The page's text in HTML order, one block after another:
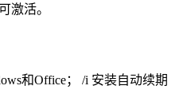
激活。
和Office； /i 安装自动续期